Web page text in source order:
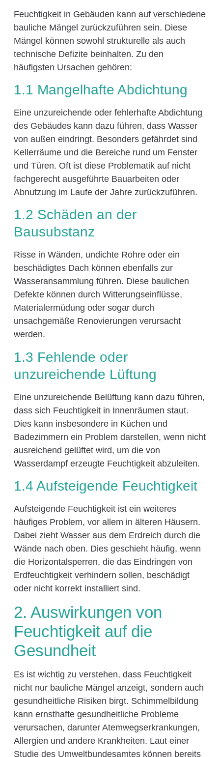
Feuchtigkeit in Gebäuden kann auf verschiedene
bauliche Mängel zurückzuführen sein. Diese
Mängel können sowohl strukturelle als auch
technische Defizite beinhalten. Zu den
häufigsten Ursachen gehören:
1.1 Mangelhafte Abdichtung
Eine unzureichende oder fehlerhafte Abdichtung
des Gebäudes kann dazu führen, dass Wasser
von außen eindringt. Besonders gefährdet sind
Kellerräume und die Bereiche rund um Fenster
und Türen. Oft ist diese Problematik auf nicht
fachgerecht ausgeführte Bauarbeiten oder
Abnutzung im Laufe der Jahre zurückzuführen.
1.2 Schäden an der
Bausubstanz
Risse in Wänden, undichte Rohre oder ein
beschädigtes Dach können ebenfalls zur
Wasseransammlung führen. Diese baulichen
Defekte können durch Witterungseinflüsse,
Materialermüdung oder sogar durch
unsachgemäße Renovierungen verursacht
werden.
1.3 Fehlende oder
unzureichende Lüftung
Eine unzureichende Belüftung kann dazu führen,
dass sich Feuchtigkeit in Innenräumen staut.
Dies kann insbesondere in Küchen und
Badezimmern ein Problem darstellen, wenn nicht
ausreichend gelüftet wird, um die von
Wasserdampf erzeugte Feuchtigkeit abzuleiten.
1.4 Aufsteigende Feuchtigkeit
Aufsteigende Feuchtigkeit ist ein weiteres
häufiges Problem, vor allem in älteren Häusern.
Dabei zieht Wasser aus dem Erdreich durch die
Wände nach oben. Dies geschieht häufig, wenn
die Horizontalsperren, die das Eindringen von
Erdfeuchtigkeit verhindern sollen, beschädigt
oder nicht korrekt installiert sind.
2. Auswirkungen von
Feuchtigkeit auf die
Gesundheit
Es ist wichtig zu verstehen, dass Feuchtigkeit
nicht nur bauliche Mängel anzeigt, sondern auch
gesundheitliche Risiken birgt. Schimmelbildung
kann ernsthafte gesundheitliche Probleme
verursachen, darunter Atemwegserkrankungen,
Allergien und andere Krankheiten. Laut einer
Studie des Umweltbundesamtes können bereits